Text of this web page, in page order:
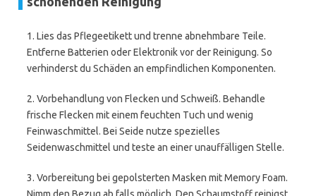
1. Lies das Pflegeetikett und trenne abnehmbare Teile.
Entferne Batterien oder Elektronik vor der Reinigung. So
verhinderst du Schäden an empfindlichen Komponenten.
2. Vorbehandlung von Flecken und Schweiß. Behandle
frische Flecken mit einem feuchten Tuch und wenig
Feinwaschmittel. Bei Seide nutze spezielles
Seidenwaschmittel und teste an einer unauffälligen Stelle.
3. Vorbereitung bei gepolsterten Masken mit Memory Foam.